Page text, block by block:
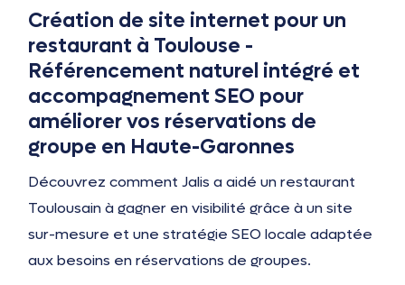
Création de site internet pour un
restaurant à Toulouse -
Référencement naturel intégré et
accompagnement SEO pour
améliorer vos réservations de
groupe en Haute-Garonnes
Découvrez comment Jalis a aidé un restaurant
Toulousain à gagner en visibilité grâce à un site
sur-mesure et une stratégie SEO locale adaptée
aux besoins en réservations de groupes.